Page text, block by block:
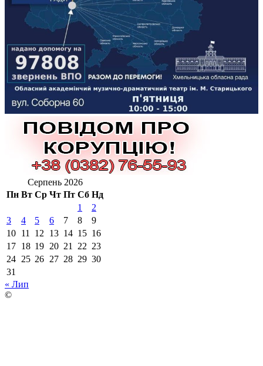
Серпень 2026
Пн Вт Ср Чт Пт Сб Нд
1
2
3
4 5 6 7 8
9
10 11 12 13 14 15 16
17 18 19 20 21 22 23
24 25 26 27 28 29 30
31
« Лип
©